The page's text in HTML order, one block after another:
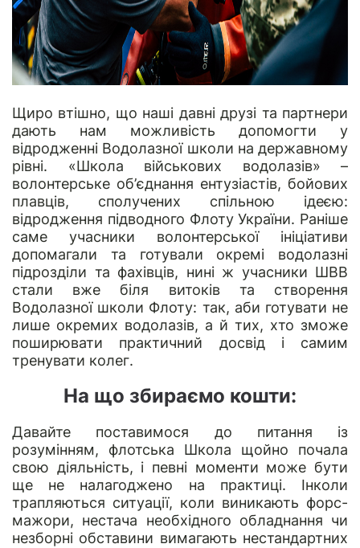
Щиро втішно, що наші давні друзі та партнери
дають нам можливість допомогти у
відродженні Водолазної школи на державному
рівні. «Школа військових водолазів» –
волонтерське об’єднання ентузіастів, бойових
плавців, сполучених спільною ідеєю:
відродження підводного Флоту України. Раніше
саме учасники волонтерської ініціативи
допомагали та готували окремі водолазні
підрозділи та фахівців, нині ж учасники ШВВ
стали вже біля витоків та створення
Водолазної школи Флоту: так, аби готувати не
лише окремих водолазів, а й тих, хто зможе
поширювати практичний досвід і самим
тренувати колег.
На що збираємо кошти:
Давайте поставимося до питання із
розумінням, флотська Школа щойно почала
свою діяльність, і певні моменти може бути
ще не налагоджено на практиці. Інколи
трапляються ситуації, коли виникають форс-
мажори, нестача необхідного обладнання чи
незборні обставини вимагають нестандартних